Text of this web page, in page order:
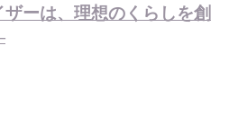
ーは、理想のくらしを創